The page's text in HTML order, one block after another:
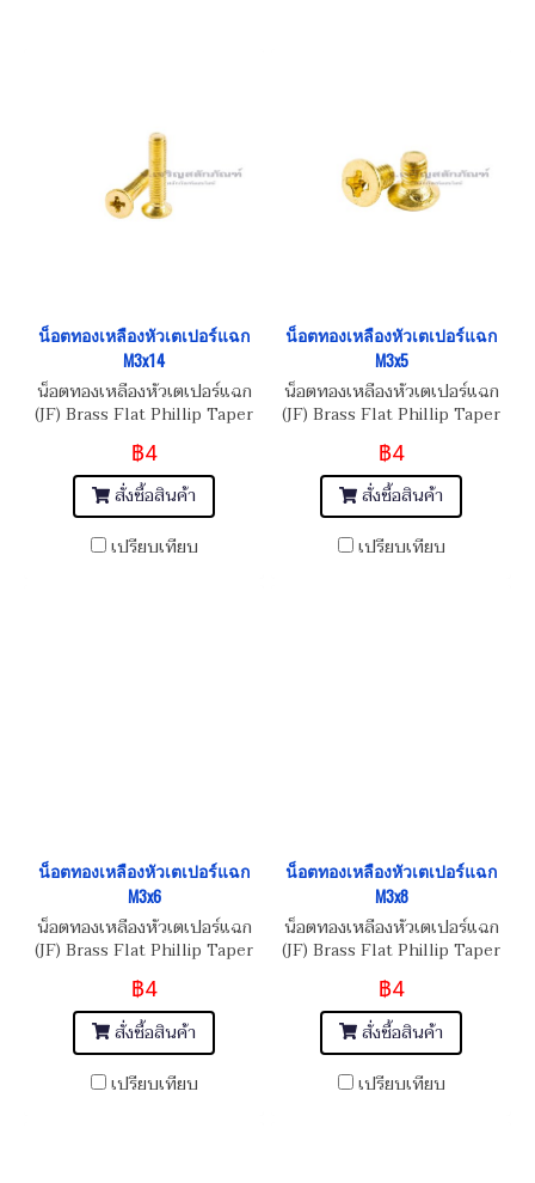
น็อตทองเหลืองหัวเตเปอร์แฉก
M3x14
น็อตทองเหลืองหัวเตเปอร์แฉก
(JF) Brass Flat Phillip Taper
Head Screw M3x0.5x14
฿4
สั่งซื้อสินค้า
เปรียบเทียบ
น็อตทองเหลืองหัวเตเปอร์แฉก
M3x5
น็อตทองเหลืองหัวเตเปอร์แฉก
(JF) Brass Flat Phillip Taper
Head Screw M3x0.5x5
฿4
สั่งซื้อสินค้า
เปรียบเทียบ
น็อตทองเหลืองหัวเตเปอร์แฉก
M3x6
น็อตทองเหลืองหัวเตเปอร์แฉก
(JF) Brass Flat Phillip Taper
Head Screw M3x0.5x6
฿4
สั่งซื้อสินค้า
เปรียบเทียบ
น็อตทองเหลืองหัวเตเปอร์แฉก
M3x8
น็อตทองเหลืองหัวเตเปอร์แฉก
(JF) Brass Flat Phillip Taper
Head Screw M3x0.5x8
฿4
สั่งซื้อสินค้า
เปรียบเทียบ